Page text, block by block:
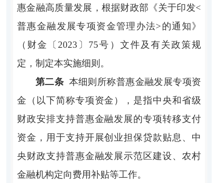
惠金融高质量发展，根据财政部《关于印发<
普惠金融发展专项资金管理办法>的通知》
（财金〔 2023〕75号）文件及有关政策规
定，制定本实施细则。
第二条 本细则所称普惠金融发展专项资
金（以下简称专项资金），是指中央和省级
财政安排支持普惠金融发展的专项转移支付
资金，用于支持开展创业担保贷款贴息、中
央财政支持普惠金融发展示范区建设、农村
金融机构定向费用补贴等工作。